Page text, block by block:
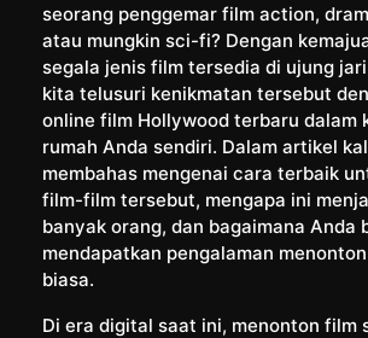
seorang penggemar film action,
atau mungkin sci-fi? Dengan
segala jenis film tersedia di ujung
kita telusuri kenikmatan tersebut
online film Hollywood terbaru dalam
rumah Anda sendiri. Dalam artikel
membahas mengenai cara terbaik
film-film tersebut, mengapa ini
banyak orang, dan bagaimana Anda
mendapatkan pengalaman
biasa.
Di era digital saat ini, menonton film